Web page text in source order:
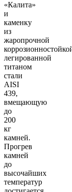
«Калита»
и
каменку
из
жаропрочной
легированной
титаном
стали
AISI
439,
вмещающую
до
200
кг
камней.
Прогрев
камней
до
высочайших
температур